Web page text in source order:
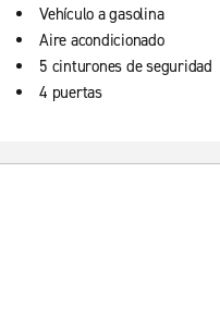
Vehículo a gasolina
Aire acondicionado
5 cinturones de seguridad
4 puertas